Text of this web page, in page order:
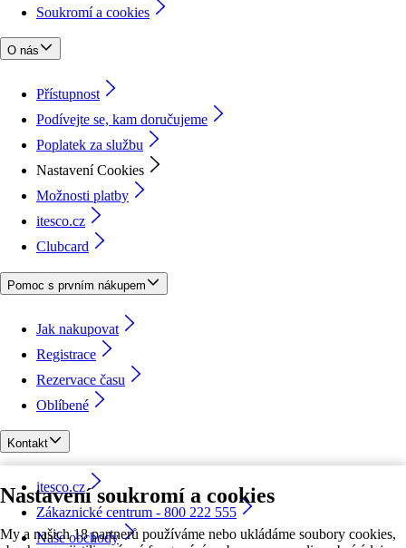
Nastavení soukromí a cookies
My a našich 18 partnerů používáme nebo ukládáme soubory cookies,
Soukromí a cookies
O nás
Přístupnost
Podívejte se, kam doručujeme
Poplatek za službu
Nastavení Cookies
Možnosti platby
itesco.cz
Clubcard
Pomoc s prvním nákupem
Jak nakupovat
Registrace
Rezervace času
Oblíbené
Kontakt
itesco.cz
Zákaznické centrum - 800 222 555
Naše obchody